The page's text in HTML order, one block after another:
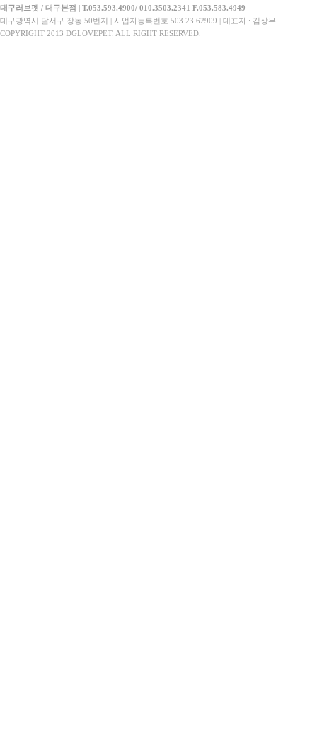
대구러브펫 / 대구본점 | T.053.593.4900/ 010.3503.2341 F.053.583.4949
대구광역시 달서구 장동 50번지 | 사업자등록번호 503.23.62909 | 대표자 : 김상무
COPYRIGHT 2013 DGLOVEPET. ALL RIGHT RESERVED.